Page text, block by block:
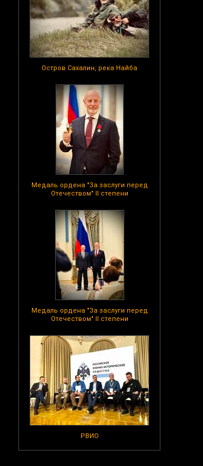
Остров Сахалин, река Найба
Медаль ордена "За заслуги перед
Отечеством" II степени
Медаль ордена "За заслуги перед
Отечеством" II степени
РВИО